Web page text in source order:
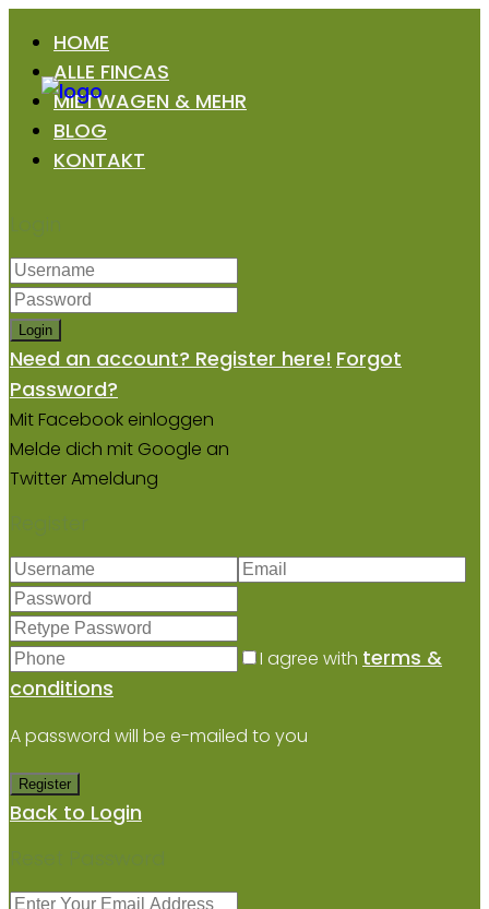
HOME
ALLE FINCAS
MIETWAGEN & MEHR
BLOG
KONTAKT
Login
Login
Need an account? Register here! Forgot
Password?
Mit Facebook einloggen
Melde dich mit Google an
Twitter Ameldung
Register
I agree with terms &
conditions
A password will be e-mailed to you
Register
Back to Login
Reset Password